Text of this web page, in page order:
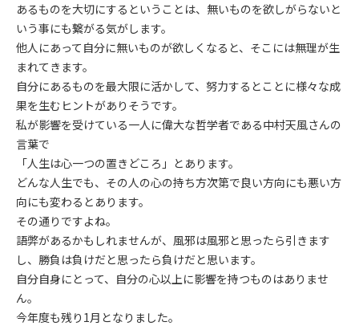
あるものを大切にするということは、無いものを欲しがらないと
いう事にも繋がる気がします。
他人にあって自分に無いものが欲しくなると、そこには無理が生
まれてきます。
自分にあるものを最大限に活かして、努力するとことに様々な成
果を生むヒントがありそうです。
私が影響を受けている一人に偉大な哲学者である中村天風さんの
言葉で
「人生は心一つの置きどころ」とあります。
どんな人生でも、その人の心の持ち方次第で良い方向にも悪い方
向にも変わるとあります。
その通りですよね。
語弊があるかもしれませんが、風邪は風邪と思ったら引きます
し、勝負は負けだと思ったら負けだと思います。
自分自身にとって、自分の心以上に影響を持つものはありませ
ん。
今年度も残り1月となりました。